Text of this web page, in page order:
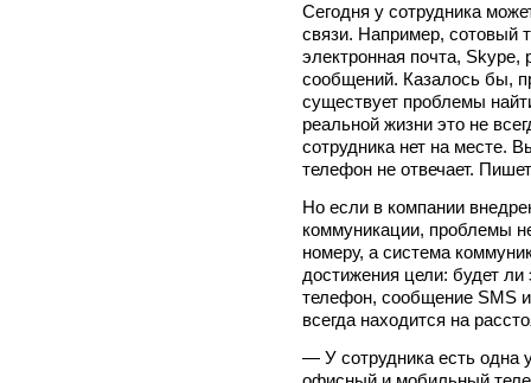
Сегодня у сотрудника
связи. Например, сотовый
электронная почта,
сообщений. Казалось бы,
существует проблемы
реальной жизни это не
сотрудника нет на месте.
телефон не отвечает.
Но если в компании
коммуникации, проблемы
номеру, а система
достижения цели: будет
телефон, сообщение SMS
всегда находится на
— У сотрудника есть одна